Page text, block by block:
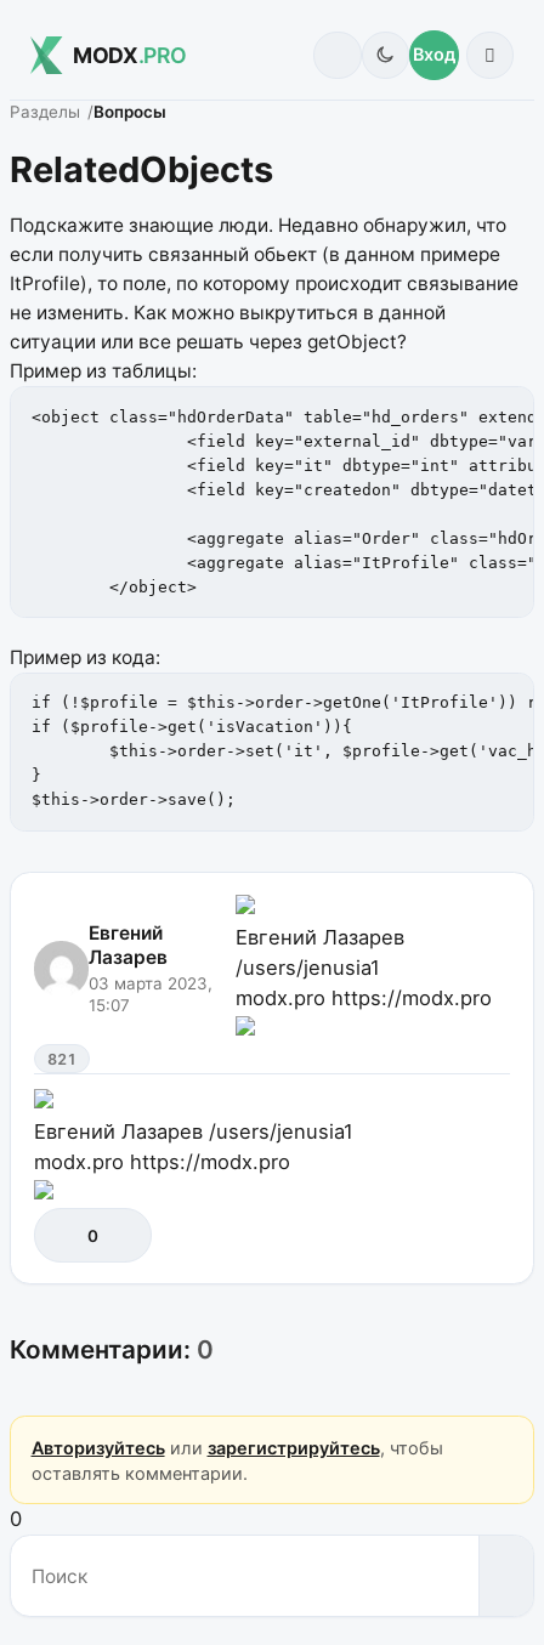
MODX.PRO Вход
Разделы Вопросы
RelatedObjects
Подскажите знающие люди. Недавно обнаружил, что
если получить связанный обьект (в данном примере
ItProfile), то поле, по которому происходит связывание
не изменить. Как можно выкрутиться в данной
ситуации или все решать через getObject?
Пример из таблицы:
<object class="hdOrderData" table="hd_orders"
	</object>
Пример из кода:
if (!$profile = $this->order->getOne('ItProfile'))
if ($profile->get('isVacation')){
}
$this->order->save();
Евгений
Лазарев
03 марта 2023,
15:07
Евгений Лазарев
/users/jenusia1
modx.pro https://modx.pro
821
Евгений Лазарев /users/jenusia1
modx.pro https://modx.pro
0
Комментарии: 0
Авторизуйтесьили зарегистрируйтесь, чтобы
оставлять комментарии.
0